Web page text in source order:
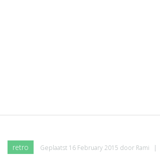
retro Geplaatst 16 February 2015 door Rami